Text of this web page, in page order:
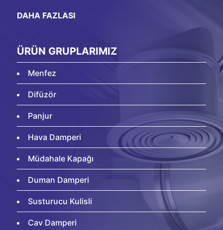
DAHA FAZLASI
ÜRÜN GRUPLARIMIZ
Menfez
Difüzör
Panjur
Hava Damperi
Müdahale Kapağı
Duman Damperi
Susturucu Kulisli
Cav Damperi